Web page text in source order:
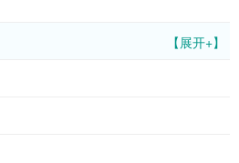
【展开+】